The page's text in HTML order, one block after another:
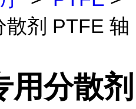
散剂 PTFE 轴
用分散剂